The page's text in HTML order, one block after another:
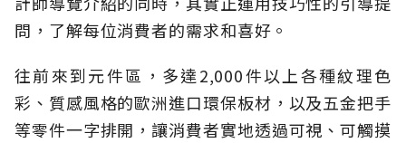
問，了解每位消費者的需求和喜好。
往前來到元件區，多達2,000件以上各種紋理色
彩、質感風格的歐洲進口環保板材，以及五金把手
等零件一字排開，讓消費者實地透過可視、可觸摸